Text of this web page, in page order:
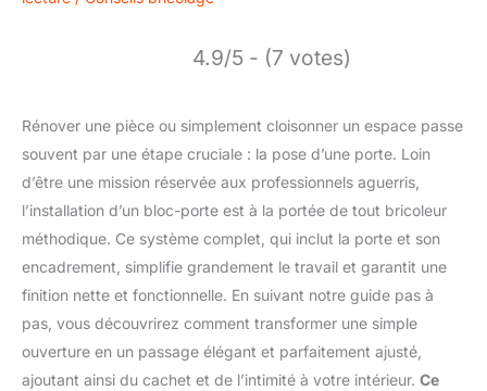
4.9/5 - (7 votes)
Rénover une pièce ou simplement cloisonner un espace passe
souvent par une étape cruciale : la pose d’une porte. Loin
d’être une mission réservée aux professionnels aguerris,
l’installation d’un bloc-porte est à la portée de tout bricoleur
méthodique. Ce système complet, qui inclut la porte et son
encadrement, simplifie grandement le travail et garantit une
finition nette et fonctionnelle. En suivant notre guide pas à
pas, vous découvrirez comment transformer une simple
ouverture en un passage élégant et parfaitement ajusté,
ajoutant ainsi du cachet et de l’intimité à votre intérieur. Ce